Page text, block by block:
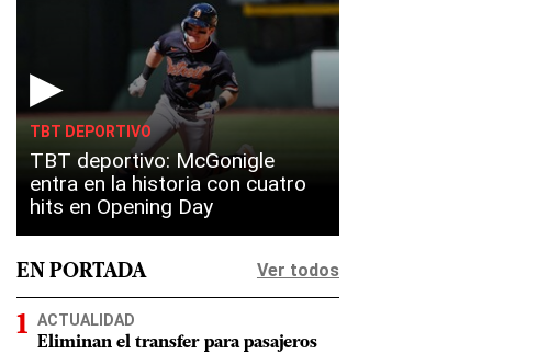
▶
TBT DEPORTIVO
TBT deportivo: McGonigle
entra en la historia con cuatro
hits en Opening Day
EN PORTADA Ver todos
ACTUALIDAD
Eliminan el transfer para pasajeros